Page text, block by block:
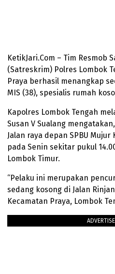
KetikJari.Com – Tim Resmob
(Satreskrim) Polres Lombok
Praya berhasil menangkap
MIS (38), spesialis rumah
Kapolres Lombok Tengah
Susan V Sualang
Jalan raya depan SPBU
pada Senin sekitar pukul
Lombok Timur.
“Pelaku ini merupakan
sedang kosong di Jalan
Kecamatan Praya, Lombok